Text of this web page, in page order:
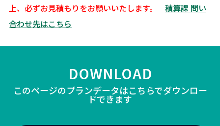
上、必ずお見積もりをお願いいたします。
積算課 問い
合わせ先はこちら
DOWNLOAD
このページのプランデータはこちらでダウンロー
ドできます